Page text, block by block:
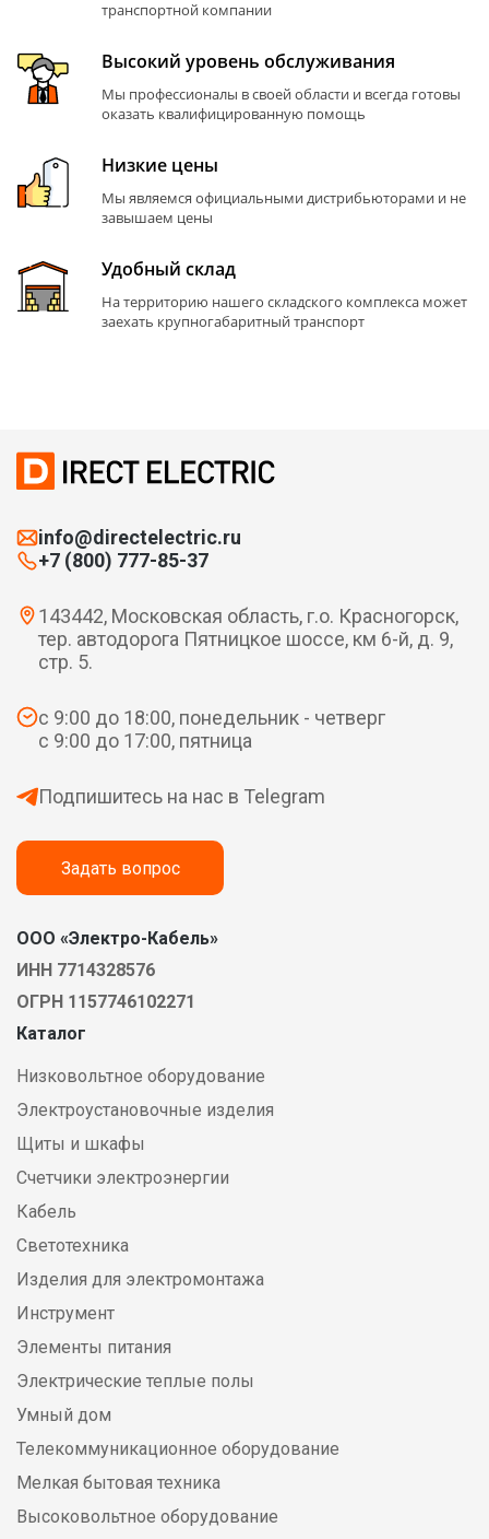
транспортной компании
Высокий уровень обслуживания
Мы профессионалы в своей области и всегда готовы
оказать квалифицированную помощь
Низкие цены
Мы являемся официальными дистрибьюторами и не
завышаем цены
Удобный склад
На территорию нашего складского комплекса может
заехать крупногабаритный транспорт
info@directelectric.ru
+7 (800) 777-85-37
143442, Московская область, г.о. Красногорск,
тер. автодорога Пятницкое шоссе, км 6-й, д. 9,
стр. 5.
с 9:00 до 18:00, понедельник - четверг
с 9:00 до 17:00, пятница
Подпишитесь на нас в Telegram
Задать вопрос
ООО «Электро-Кабель»
ИНН 7714328576
ОГРН 1157746102271
Каталог
Низковольтное оборудование
Электроустановочные изделия
Щиты и шкафы
Счетчики электроэнергии
Кабель
Светотехника
Изделия для электромонтажа
Инструмент
Элементы питания
Электрические теплые полы
Умный дом
Телекоммуникационное оборудование
Мелкая бытовая техника
Высоковольтное оборудование